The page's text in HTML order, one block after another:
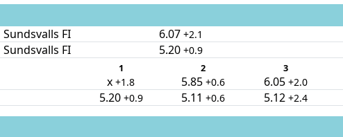
Sundsvalls FI 6.07 +2.1
Sundsvalls FI 5.20 +0.9
1 2 3
x +1.8 5.85 +0.6 6.05 +2.0
5.20 +0.9 5.11 +0.6 5.12 +2.4